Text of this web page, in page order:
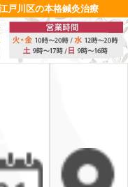
戸川区の本格鍼灸治療